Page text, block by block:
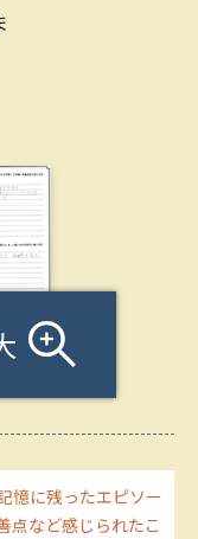
憶に残ったエピソー
点など感じられたこ